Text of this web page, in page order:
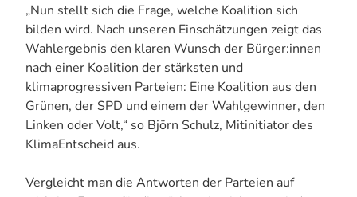
„Nun stellt sich die Frage, welche Koalition sich
bilden wird. Nach unseren Einschätzungen zeigt das
Wahlergebnis den klaren Wunsch der Bürger:innen
nach einer Koalition der stärksten und
klimaprogressiven Parteien: Eine Koalition aus den
Grünen, der SPD und einem der Wahlgewinner, den
Linken oder Volt,“ so Björn Schulz, Mitinitiator des
KlimaEntscheid aus.
Vergleicht man die Antworten der Parteien auf